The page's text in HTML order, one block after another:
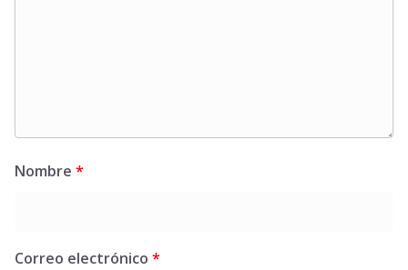
Nombre *
Correo electrónico *